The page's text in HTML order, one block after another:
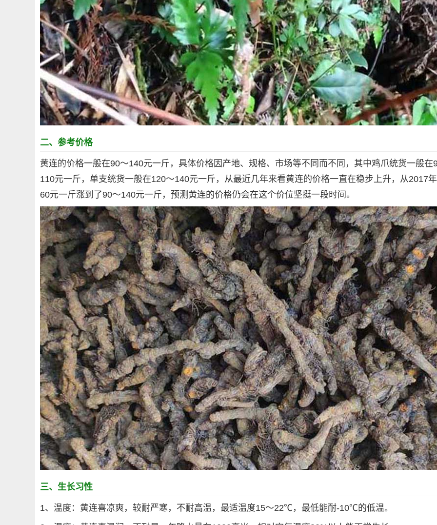
二、参考价格
黄连的价格一般在90～140元一斤，具体价格因产地、规格、市场等不同而不同，其中鸡爪统货一般在
110元一斤，单支统货一般在120～140元一斤，从最近几年来看黄连的价格一直在稳步上升，从2017
60元一斤涨到了90～140元一斤，预测黄连的价格仍会在这个价位坚挺一段时间。
三、生长习性
1、温度：黄连喜凉爽，较耐严寒，不耐高温，最适温度15～22℃，最低能耐-10℃的低温。